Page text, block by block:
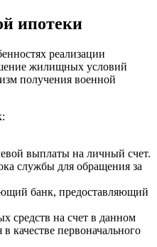
ипотеки
реализации
жилищных условий
получения военной
выплаты на личный счет.
службы для обращения за
банк, предоставляющий
средств на счет в данном
качестве первоначального